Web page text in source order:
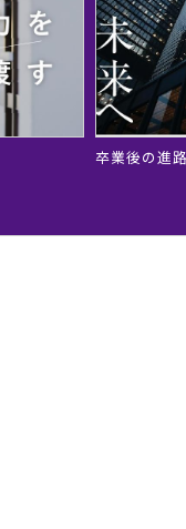
卒業後の進路